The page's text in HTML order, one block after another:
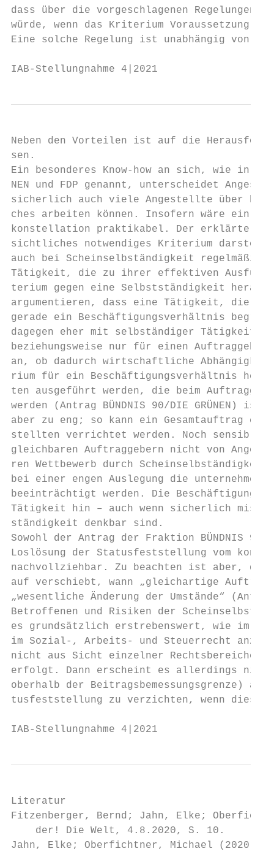
dass über die vorgeschlagenen
würde, wenn das Kriterium Voraussetzung
Eine solche Regelung ist unabhängig von
IAB-Stellungnahme 4|2021
Neben den Vorteilen ist auf die
sen.
Ein besonderes Know-how an sich, wie in
NEN und FDP genannt, unterscheidet
sicherlich auch viele Angestellte über
ches arbeiten können. Insofern wäre ein
konstellation praktikabel. Der erklärte
sichtliches notwendiges Kriterium
auch bei Scheinselbständigkeit regelmäßig
Tätigkeit, die zu ihrer effektiven
terium gegen eine Selbstständigkeit
argumentieren, dass eine Tätigkeit, die
gerade ein Beschäftigungsverhältnis
dagegen eher mit selbständiger Tätigkeit
beziehungsweise nur für einen Auftraggeber
an, ob dadurch wirtschaftliche
rium für ein Beschäftigungsverhältnis
ten ausgeführt werden, die beim
werden (Antrag BÜNDNIS 90/DIE GRÜNEN)
aber zu eng; so kann ein Gesamtauftrag
stellten verrichtet werden. Noch
gleichbaren Auftraggebern nicht von
ren Wettbewerb durch
bei einer engen Auslegung die
beeinträchtigt werden. Die Beschäftigung
Tätigkeit hin – auch wenn sicherlich
ständigkeit denkbar sind.
Sowohl der Antrag der Fraktion BÜNDNIS 90/
Loslösung der Statusfeststellung vom
nachvollziehbar. Zu beachten ist aber,
auf verschiebt, wann „gleichartige Aufträge“
„wesentliche Änderung der Umstände“
Betroffenen und Risiken der
es grundsätzlich erstrebenswert, wie im
im Sozial-, Arbeits- und Steuerrecht
nicht aus Sicht einzelner Rechtsbereiche,
erfolgt. Dann erscheint es allerdings nicht
oberhalb der Beitragsbemessungsgrenze)
tusfeststellung zu verzichten, wenn diese
IAB-Stellungnahme 4|2021
Literatur
Fitzenberger, Bernd; Jahn, Elke;
    der! Die Welt, 4.8.2020, S. 10.
Jahn, Elke; Oberfichtner, Michael (2020):